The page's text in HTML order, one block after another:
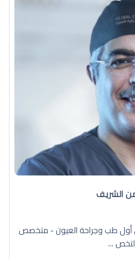
الشريف
أول طب وجراحة العيون - متخصص
...